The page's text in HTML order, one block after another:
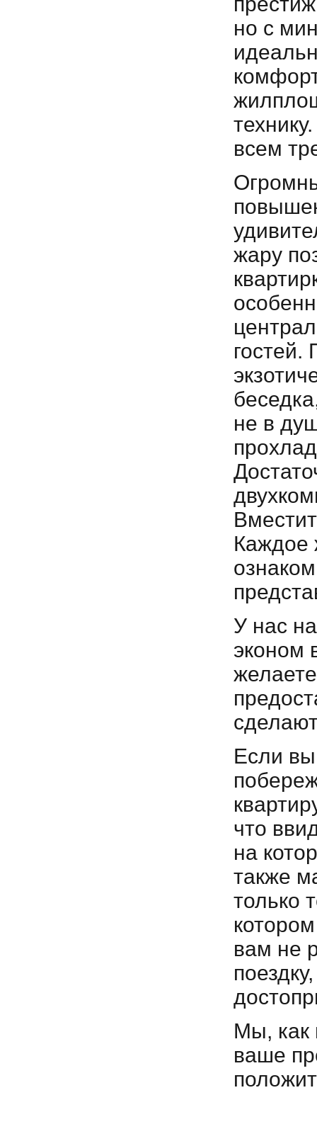
но с
всем
жару
гостей.
не в
Каждое
У нас
эконом
Если
что
на
также
только
вам не
Мы, как
ваше